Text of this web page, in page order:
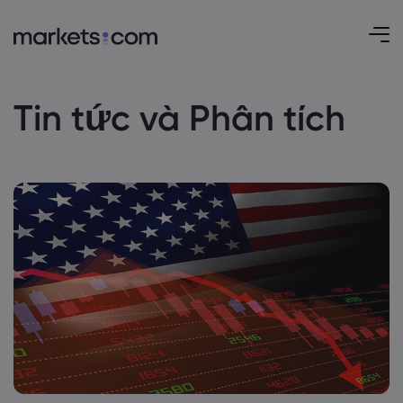
Tin tức và Phân tích